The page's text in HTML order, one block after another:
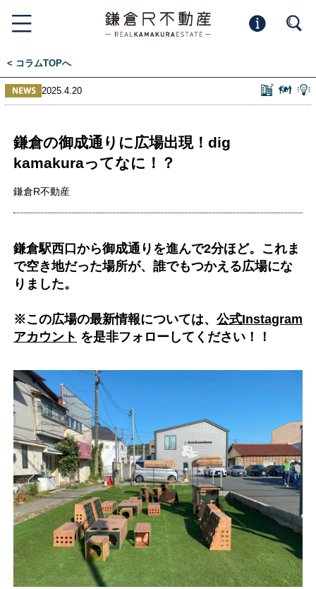
< コラムTOPへ
2025.4.20
鎌倉の御成通りに広場出現！dig
kamakuraってなに！？
鎌倉R不動産
鎌倉駅西口から御成通りを進んで2分ほど。これま
で空き地だった場所が、誰でもつかえる広場にな
りました。
※この広場の最新情報については、 公式Instagram
アカウント を是非フォローしてください！！